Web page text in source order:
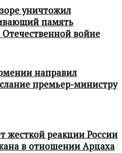
уничтожил
память
войне
направил
премьер-министру
жесткой реакции России
в отношении Арцаха